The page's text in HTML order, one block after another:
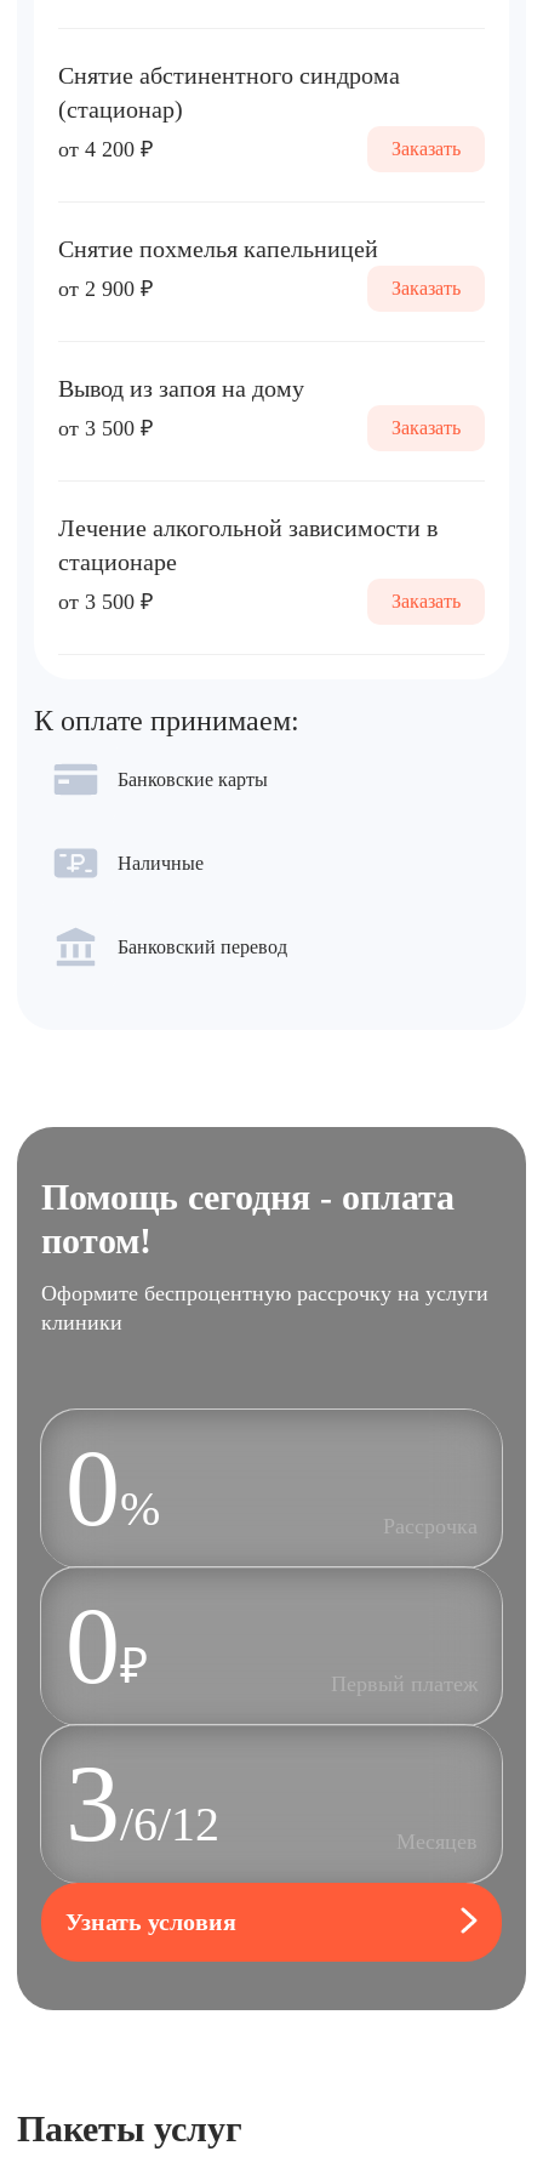
Снятие абстинентного синдрома
(стационар)
от 4 200 ₽ Заказать
Снятие похмелья капельницей
от 2 900 ₽ Заказать
Вывод из запоя на дому
от 3 500 ₽ Заказать
Лечение алкогольной зависимости в
стационаре
от 3 500 ₽ Заказать
К оплате принимаем:
Банковские карты
Наличные
Банковский перевод
Помощь сегодня - оплата
потом!
Оформите беспроцентную рассрочку на услуги
клиники
0% Рассрочка
0₽ Первый платеж
3/6/12 Месяцев
Узнать условия
Пакеты услуг